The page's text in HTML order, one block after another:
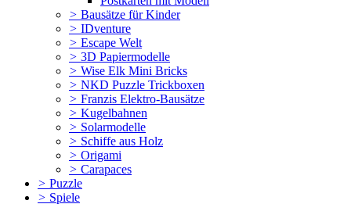
> Bausätze für Kinder
> IDventure
> Escape Welt
> 3D Papiermodelle
> Wise Elk Mini Bricks
> NKD Puzzle Trickboxen
> Franzis Elektro-Bausätze
> Kugelbahnen
> Solarmodelle
> Schiffe aus Holz
> Origami
> Carapaces
> Puzzle
> Spiele